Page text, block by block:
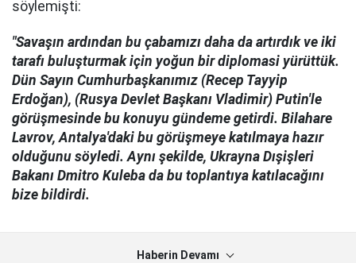
söylemişti:
"Savaşın ardından bu çabamızı daha da artırdık ve iki
tarafı buluşturmak için yoğun bir diplomasi yürüttük.
Dün Sayın Cumhurbaşkanımız (Recep Tayyip
Erdoğan), (Rusya Devlet Başkanı Vladimir) Putin'le
görüşmesinde bu konuyu gündeme getirdi. Bilahare
Lavrov, Antalya'daki bu görüşmeye katılmaya hazır
olduğunu söyledi. Aynı şekilde, Ukrayna Dışişleri
Bakanı Dmitro Kuleba da bu toplantıya katılacağını
bize bildirdi.
Haberin Devamı